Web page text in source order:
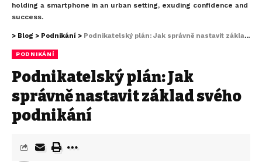
holding a smartphone in an urban setting, exuding confidence and
success.
> Blog > Podnikání > Podnikatelský plán: Jak správně nastavit základ svého podnikání
PODNIKÁNÍ
Podnikatelský plán: Jak
správně nastavit základ svého
podnikání